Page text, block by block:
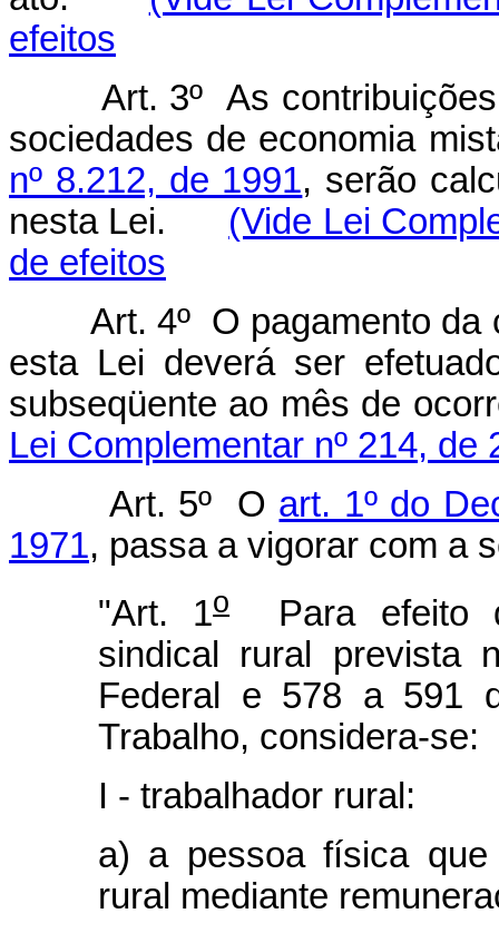
efeitos
Art. 3º As
sociedades de economia
nº 8.212, de 1991, serão
nesta Lei. (Vide Lei
de efeitos
Art. 4º O pagamento da
esta Lei deverá ser
subseqüente ao mês de
Lei Complementar nº 214, de
Art. 5º O art. 1º do
1971, passa a vigorar com a
"Art. 1oPara efeito
sindical rural prevista
Federal e 578 a 591
Trabalho, considera-se:
I - trabalhador rural:
a) a pessoa física que
rural mediante